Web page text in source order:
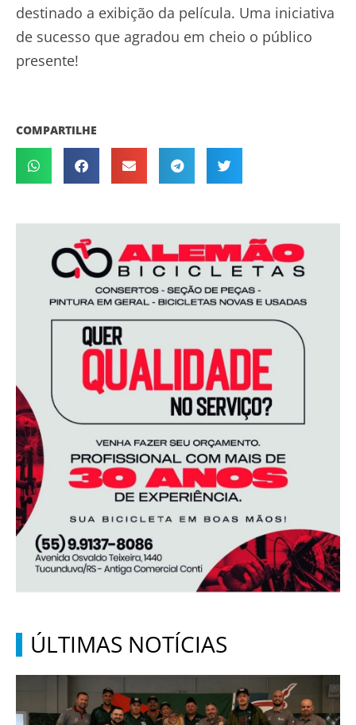
destinado a exibição da película. Uma iniciativa
de sucesso que agradou em cheio o público
presente!
COMPARTILHE
ÚLTIMAS NOTÍCIAS